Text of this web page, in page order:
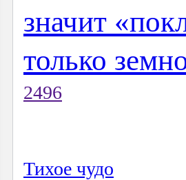
значит
только
2496
Тихое чудо